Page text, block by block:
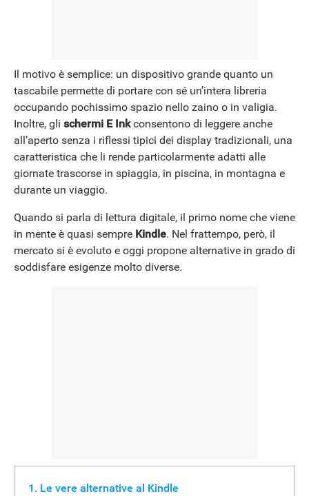
Il motivo è semplice: un dispositivo grande quanto un
tascabile permette di portare con sé un’intera libreria
occupando pochissimo spazio nello zaino o in valigia.
Inoltre, gli schermi E Inkconsentono di leggere anche
all’aperto senza i riflessi tipici dei display tradizionali, una
caratteristica che li rende particolarmente adatti alle
giornate trascorse in spiaggia, in piscina, in montagna e
durante un viaggio.
Quando si parla di lettura digitale, il primo nome che viene
in mente è quasi sempre Kindle. Nel frattempo, però, il
mercato si è evoluto e oggi propone alternative in grado di
soddisfare esigenze molto diverse.
Le vere alternative al Kindle